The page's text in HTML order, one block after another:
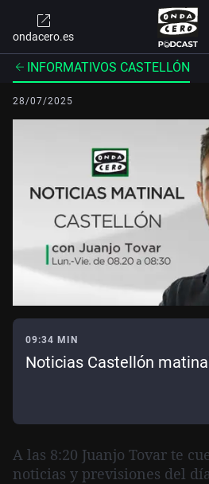
ondacero.es
INFORMATIVOS CASTELLÓN
28/07/2025
09:34 MIN
Noticias Castellón
A las 8:20 Juanjo Tovar te
noticias y previsiones del